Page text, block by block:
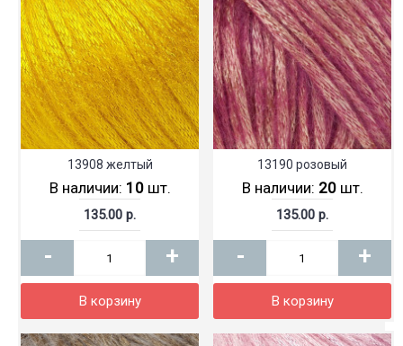
13908 желтый
В наличии: 10шт.
135.00 р.
- +
В корзину
13190 розовый
В наличии: 20шт.
135.00 р.
- +
В корзину